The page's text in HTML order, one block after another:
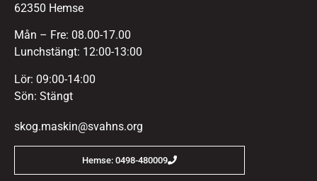
62350 Hemse
Mån – Fre: 08.00-17.00
Lunchstängt: 12:00-13:00
Lör: 09:00-14:00
Sön: Stängt
skog.maskin@svahns.org
Hemse: 0498-480009